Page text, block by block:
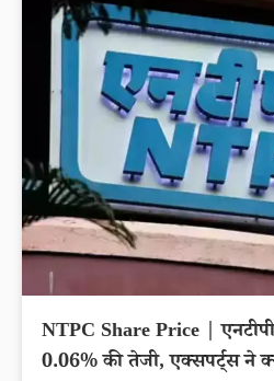
NTPC Share Price |
0.06% की तेजी, एक्सपर्ट्स ने